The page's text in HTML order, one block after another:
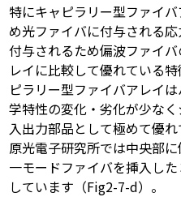
特にキャピラリー型ファイ
め光ファイバに付与される
付与されるため偏波ファイ
レイに比較して優れている
ピラリー型ファイバアレイ
学特性の変化・劣化が少な
入出力部品として極めて優
原光電子研究所では中央部
一モードファイバを挿入し
しています（Fig2-7-d）。